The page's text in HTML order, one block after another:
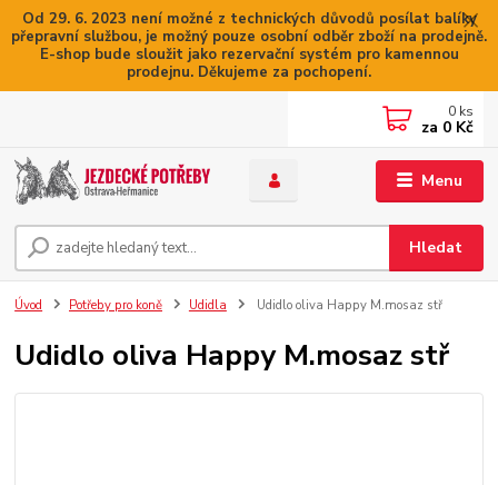
Od 29. 6. 2023 není možné z technických důvodů posílat balíky
přepravní službou, je možný pouze osobní odběr zboží na prodejně.
E-shop bude sloužit jako rezervační systém pro kamennou
prodejnu. Děkujeme za pochopení.
Menu
Hledat
0 ks
za 0 Kč
Úvod Potřeby pro koně Udidla Udidlo oliva Happy M.mosaz stř
Udidlo oliva Happy M.mosaz stř